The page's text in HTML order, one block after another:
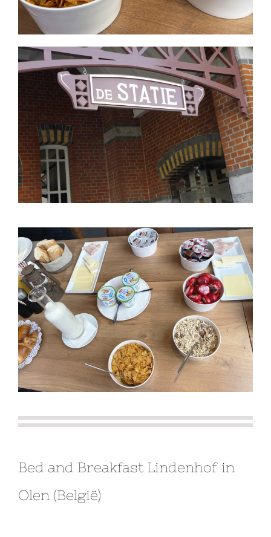
Bed and Breakfast Lindenhof in
Olen (België)